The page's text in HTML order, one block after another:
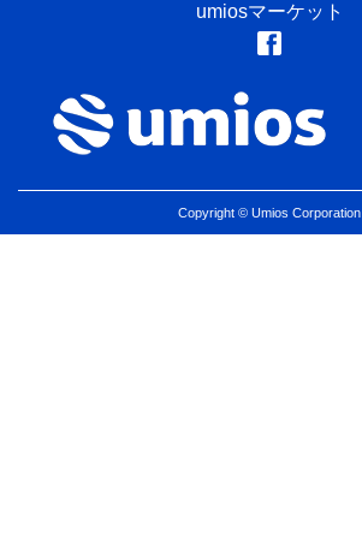
umiosマーケット
Copyright © Umios Corporation